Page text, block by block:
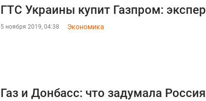
ГТС Украины купит Газпром:
5 ноября 2019, 04:38 Экономика
Газ и Донбасс: что задумала Россия